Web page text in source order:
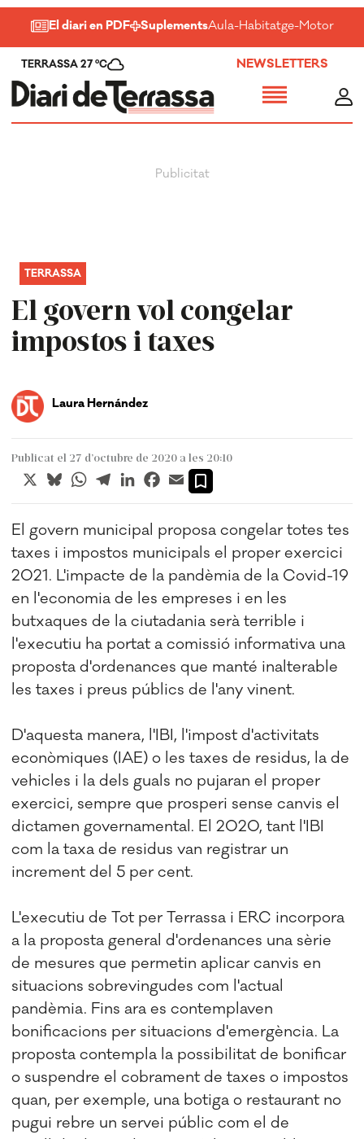
El diari en PDF SuplementsAula-Habitatge-Motor-
TERRASSA 27 ºC NEWSLETTERS
El govern vol congelar
impostos i taxes
TERRASSA
Laura Hernández
Publicat el 27 d’octubre de 2020 a les 20:10
X BlueskyWhatsApp
TelegramLinkedInFacebook
Email
El govern municipal proposa congelar totes tes
taxes i impostos municipals el proper exercici
2021. L'impacte de la pandèmia de la Covid-19
en l'economia de les empreses i en les
butxaques de la ciutadania serà terrible i
l'executiu ha portat a comissió informativa una
proposta d'ordenances que manté inalterable
les taxes i preus públics de l'any vinent.
D'aquesta manera, l'IBI, l'impost d'activitats
econòmiques (IAE) o les taxes de residus, la de
vehicles i la dels guals no pujaran el proper
exercici, sempre que prosperi sense canvis el
dictamen governamental. El 2020, tant l'IBI
com la taxa de residus van registrar un
increment del 5 per cent.
L'executiu de Tot per Terrassa i ERC incorpora
a la proposta general d'ordenances una sèrie
de mesures que permetin aplicar canvis en
situacions sobrevingudes com l'actual
pandèmia. Fins ara es contemplaven
bonificacions per situacions d'emergència. La
proposta contempla la possibilitat de bonificar
o suspendre el cobrament de taxes o impostos
quan, per exemple, una botiga o restaurant no
pugui rebre un servei públic com el de